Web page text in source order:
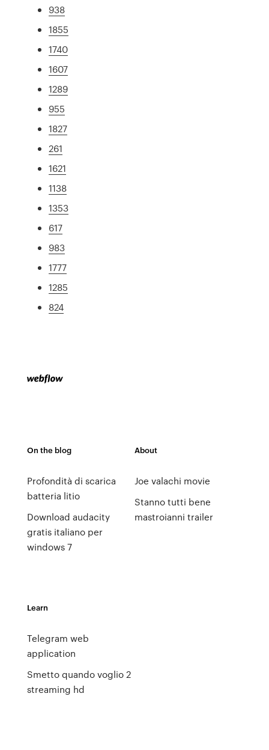
938
1855
1740
1607
1289
955
1827
261
1621
1138
1353
617
983
1777
1285
824
On the blog
Profondità di scarica
batteria litio
Download audacity
gratis italiano per
windows 7
About
Joe valachi movie
Stanno tutti bene
mastroianni trailer
Learn
Telegram web
application
Smetto quando voglio 2
streaming hd